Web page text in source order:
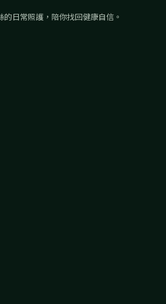
日常照護，陪你找回健康自信。